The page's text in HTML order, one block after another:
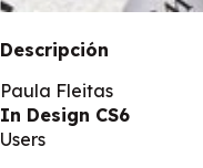
Descripción
Paula Fleitas
In Design CS6
Users